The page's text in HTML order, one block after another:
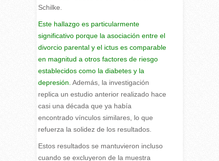
Schilke.
Este hallazgo es particularmente
significativo porque la asociación entre el
divorcio parental y el ictus es comparable
en magnitud a otros factores de riesgo
establecidos como la diabetes y la
depresión. Además, la investigación
replica un estudio anterior realizado hace
casi una década que ya había
encontrado vínculos similares, lo que
refuerza la solidez de los resultados.
Estos resultados se mantuvieron incluso
cuando se excluyeron de la muestra